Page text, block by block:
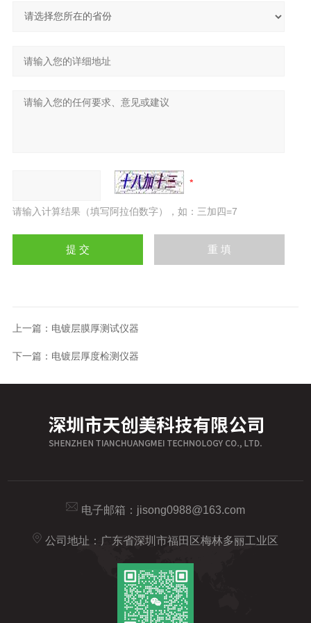
请输入计算结果（填写阿拉伯数字），如：三加四=7
上一篇： 电镀层膜厚测试仪器
下一篇： 电镀层厚度检测仪器
电子邮箱： jisong0988@163.com
公司地址：广东省深圳市福田区梅林多丽工业区